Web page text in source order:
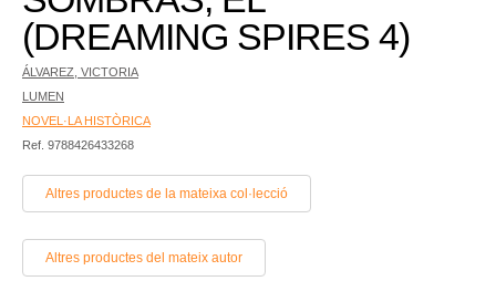
(DREAMING SPIRES 4)
ÁLVAREZ, VICTORIA
LUMEN
NOVEL·LA HISTÒRICA
Ref. 9788426433268
Altres productes de la mateixa col·lecció
Altres productes del mateix autor